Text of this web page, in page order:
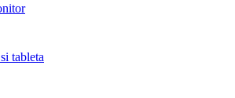
tableta